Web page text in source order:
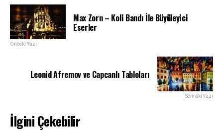
Max Zorn – Koli Bandı İle Büyüleyici
Eserler
Önceki Yazı
Leonid Afremov ve Capcanlı Tabloları
Sonraki Yazı
İlgini Çekebilir